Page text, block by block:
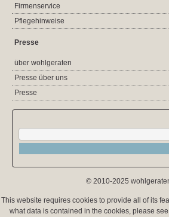
Firmenservice
Pflegehinweise
Presse
über wohlgeraten
Presse über uns
Presse
© 2010-2025
This website requires cookies to provide all of its
what data is contained in the cookies, please